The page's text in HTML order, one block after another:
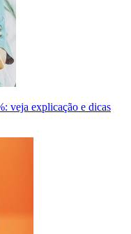
veja explicação e dicas